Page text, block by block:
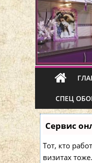
СПЕЦ
Сервис
Тот, кто
визитах